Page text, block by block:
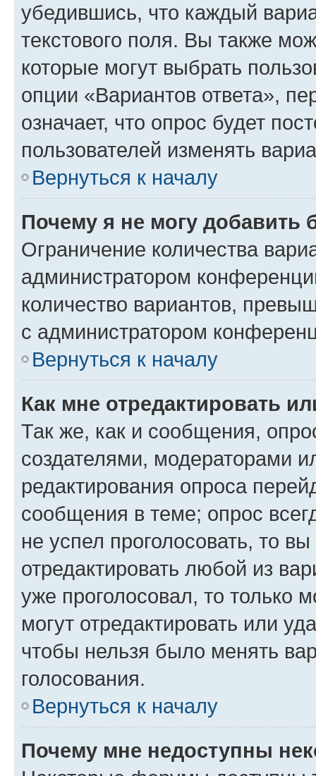
убедившись, что каждый
текстового поля. Вы также
которые могут выбрать
опции «Вариантов ответа»,
означает, что опрос будет
пользователей изменять
Вернуться к началу
Почему я не могу добавить
Ограничение количества
администратором
количество вариантов,
с администратором
Вернуться к началу
Как мне отредактировать
Так же, как и сообщения,
создателями, модераторами
редактирования опроса
сообщения в теме; опрос
не успел проголосовать, то
отредактировать любой из
уже проголосовал, то только
могут отредактировать или
чтобы нельзя было менять
голосования.
Вернуться к началу
Почему мне недоступны